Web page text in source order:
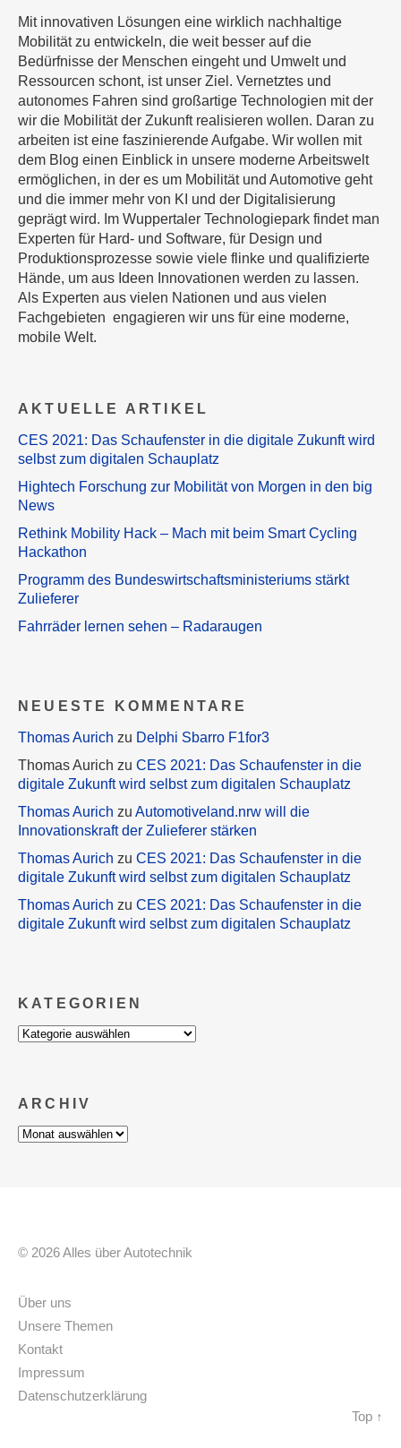
Mit innovativen Lösungen eine wirklich nachhaltige
Mobilität zu entwickeln, die weit besser auf die
Bedürfnisse der Menschen eingeht und Umwelt und
Ressourcen schont, ist unser Ziel. Vernetztes und
autonomes Fahren sind großartige Technologien mit der
wir die Mobilität der Zukunft realisieren wollen. Daran zu
arbeiten ist eine faszinierende Aufgabe. Wir wollen mit
dem Blog einen Einblick in unsere moderne Arbeitswelt
ermöglichen, in der es um Mobilität und Automotive geht
und die immer mehr von KI und der Digitalisierung
geprägt wird. Im Wuppertaler Technologiepark findet man
Experten für Hard- und Software, für Design und
Produktionsprozesse sowie viele flinke und qualifizierte
Hände, um aus Ideen Innovationen werden zu lassen.
Als Experten aus vielen Nationen und aus vielen
Fachgebieten engagieren wir uns für eine moderne,
mobile Welt.
AKTUELLE ARTIKEL
CES 2021: Das Schaufenster in die digitale Zukunft wird
selbst zum digitalen Schauplatz
Hightech Forschung zur Mobilität von Morgen in den big
News
Rethink Mobility Hack – Mach mit beim Smart Cycling
Hackathon
Programm des Bundeswirtschaftsministeriums stärkt
Zulieferer
Fahrräder lernen sehen – Radaraugen
NEUESTE KOMMENTARE
Thomas Aurich zu Delphi Sbarro F1for3
Thomas Aurich zu CES 2021: Das Schaufenster in die
digitale Zukunft wird selbst zum digitalen Schauplatz
Thomas Aurich zu Automotiveland.nrw will die
Innovationskraft der Zulieferer stärken
Thomas Aurich zu CES 2021: Das Schaufenster in die
digitale Zukunft wird selbst zum digitalen Schauplatz
Thomas Aurich zu CES 2021: Das Schaufenster in die
digitale Zukunft wird selbst zum digitalen Schauplatz
KATEGORIEN
Kategorien
ARCHIV
Archiv
© 2026 Alles über Autotechnik
Über uns
Unsere Themen
Kontakt
Impressum
Datenschutzerklärung
Top ↑